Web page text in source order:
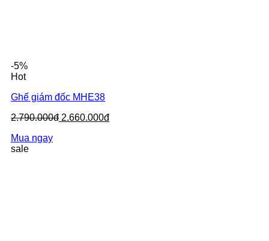
-5%
Hot
Ghế giám đốc MHE38
2.790.000đ 2.660.000đ
Mua ngay
sale